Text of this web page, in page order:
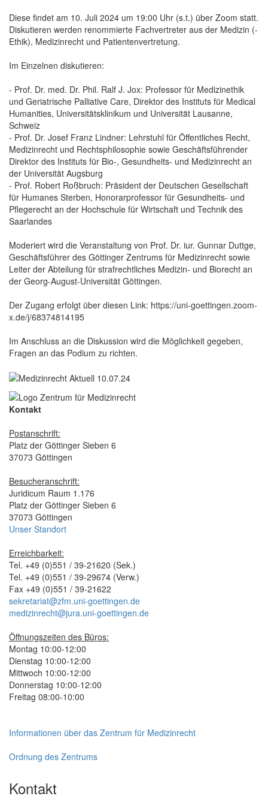
Diese findet am 10. Juli 2024 um 19:00 Uhr (s.t.) über Zoom statt.
Diskutieren werden renommierte Fachvertreter aus der Medizin (-
Ethik), Medizinrecht und Patientenvertretung.
Im Einzelnen diskutieren:
- Prof. Dr. med. Dr. Phil. Ralf J. Jox: Professor für Medizinethik
und Geriatrische Palliative Care, Direktor des Instituts für Medical
Humanities, Universitätsklinikum und Universität Lausanne,
Schweiz
- Prof. Dr. Josef Franz Lindner: Lehrstuhl für Öffentliches Recht,
Medizinrecht und Rechtsphilosophie sowie Geschäftsführender
Direktor des Instituts für Bio-, Gesundheits- und Medizinrecht an
der Universität Augsburg
- Prof. Robert Roßbruch: Präsident der Deutschen Gesellschaft
für Humanes Sterben, Honorarprofessor für Gesundheits- und
Pflegerecht an der Hochschule für Wirtschaft und Technik des
Saarlandes
Moderiert wird die Veranstaltung von Prof. Dr. iur. Gunnar Duttge,
Geschäftsführer des Göttinger Zentrums für Medizinrecht sowie
Leiter der Abteilung für strafrechtliches Medizin- und Biorecht an
der Georg-August-Universität Göttingen.
Der Zugang erfolgt über diesen Link: https://uni-goettingen.zoom-
x.de/j/68374814195
Im Anschluss an die Diskussion wird die Möglichkeit gegeben,
Fragen an das Podium zu richten.
Kontakt
Postanschrift:
Platz der Göttinger Sieben 6
37073 Göttingen
Besucheranschrift:
Juridicum Raum 1.176
Platz der Göttinger Sieben 6
37073 Göttingen
Unser Standort
Erreichbarkeit:
Tel. +49 (0)551 / 39-21620 (Sek.)
Tel. +49 (0)551 / 39-29674 (Verw.)
Fax +49 (0)551 / 39-21622
sekretariat@zfm.uni-goettingen.de
medizinrecht@jura.uni-goettingen.de
Öffnungszeiten des Büros:
Montag 10:00-12:00
Dienstag 10:00-12:00
Mittwoch 10:00-12:00
Donnerstag 10:00-12:00
Freitag 08:00-10:00
Informationen über das Zentrum für Medizinrecht
Ordnung des Zentrums
Kontakt